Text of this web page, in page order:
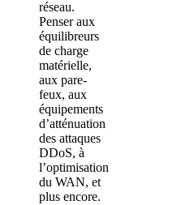
réseau.
Penser aux
équilibreurs
de charge
matérielle,
aux pare-
feux, aux
équipements
d’atténuation
des attaques
DDoS, à
l’optimisation
du WAN, et
plus encore.